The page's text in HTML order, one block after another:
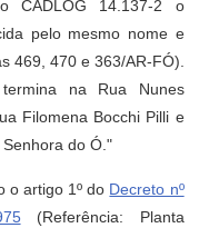
CADLOG 14.137-2 o
pelo mesmo nome e
469, 470 e 363/AR-FÓ).
na Rua Nunes
Filomena Bocchi Pilli e
do Ó."
o artigo 1º do Decreto nº
(Referência: Planta